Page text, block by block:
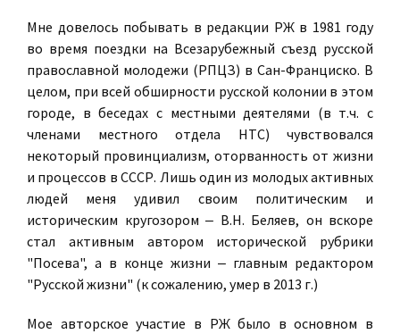
Мне довелось побывать в редакции РЖ в 1981 году
во время поездки на Всезарубежный съезд русской
православной молодежи (РПЦЗ) в Сан-Франциско. В
целом, при всей обширности русской колонии в этом
городе, в беседах с местными деятелями (в т.ч. с
членами местного отдела НТС) чувствовался
некоторый провинциализм, оторванность от жизни
и процессов в СССР. Лишь один из молодых активных
людей меня удивил своим политическим и
историческим кругозором ‒ В.Н. Беляев, он вскоре
стал активным автором исторической рубрики
"Посева", а в конце жизни ‒ главным редактором
"Русской жизни" (к сожалению, умер в 2013 г.)
Мое авторское участие в РЖ было в основном в